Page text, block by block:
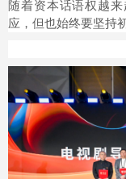
随着资本话语权越
应，但也始终要坚持